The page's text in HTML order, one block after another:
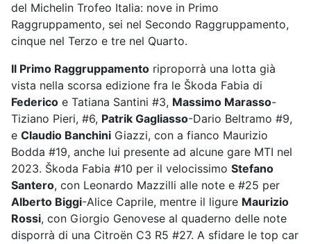
del Michelin Trofeo Italia: nove in Primo
Raggruppamento, sei nel Secondo Raggruppamento,
cinque nel Terzo e tre nel Quarto.
Il Primo Raggruppamento riproporrà una lotta già
vista nella scorsa edizione fra le Škoda Fabia di
Federico e Tatiana Santini #3, Massimo Marasso-
Tiziano Pieri, #6, Patrik Gagliasso-Dario Beltramo #9,
e Claudio Banchini Giazzi, con a fianco Maurizio
Bodda #19, anche lui presente ad alcune gare MTI nel
2023. Škoda Fabia #10 per il velocissimo Stefano
Santero, con Leonardo Mazzilli alle note e #25 per
Alberto Biggi-Alice Caprile, mentre il ligure Maurizio
Rossi, con Giorgio Genovese al quaderno delle note
disporrà di una Citroën C3 R5 #27. A sfidare le top car